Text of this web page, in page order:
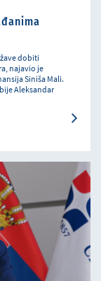
dobiti
najavio je
Siniša Mali.
Aleksandar